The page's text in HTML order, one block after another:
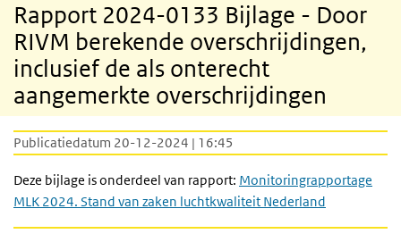
Rapport 2024-0133 Bijlage - Door
RIVM berekende overschrijdingen,
inclusief de als onterecht
aangemerkte overschrijdingen
Publicatiedatum 20-12-2024 | 16:45
Deze bijlage is onderdeel van rapport: Monitoringrapportage
MLK 2024. Stand van zaken luchtkwaliteit Nederland